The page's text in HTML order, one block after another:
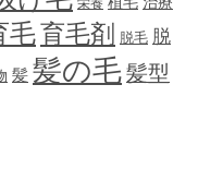
栄養
毛育毛剤 脱毛 脱
髪 髪の毛髪型